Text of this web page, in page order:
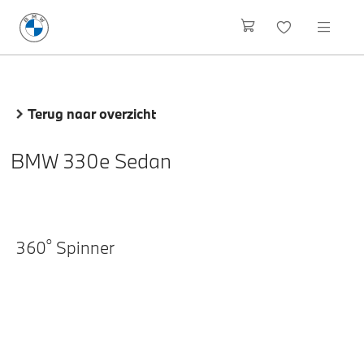
Terug naar overzicht
BMW 330e Sedan
360o Spinner